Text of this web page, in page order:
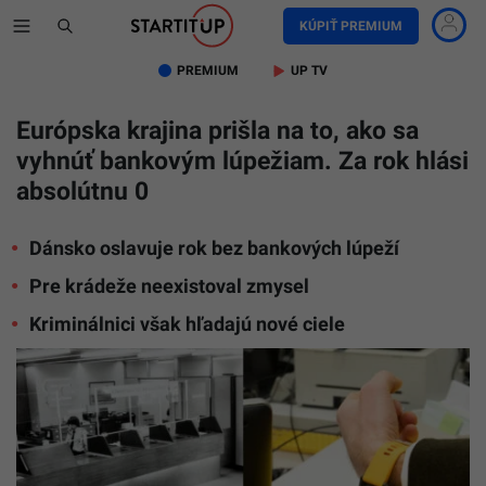
KÚPIŤ PREMIUM
PREMIUM UP TV
Európska krajina prišla na to, ako sa
vyhnúť bankovým lúpežiam. Za rok hlási
absolútnu 0
Dánsko oslavuje rok bez bankových lúpeží
Pre krádeže neexistoval zmysel
Kriminálnici však hľadajú nové ciele